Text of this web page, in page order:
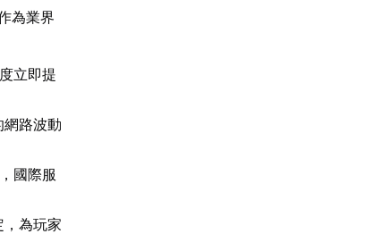
為業界
立即提
路波動
國際服
，為玩家